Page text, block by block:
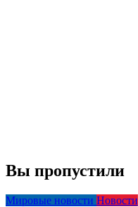
Вы пропустили
Мировые новости Новости